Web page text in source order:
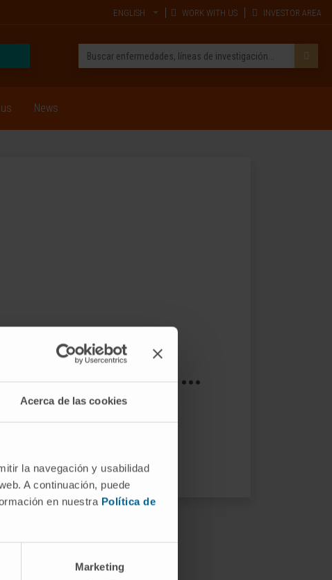
Acerca de las cookies
la navegación y usabilidad
A continuación, puede
en nuestra Política de
Marketing
ENGLISH WORK WITH US INVESTOR AREA
News
not exist ...